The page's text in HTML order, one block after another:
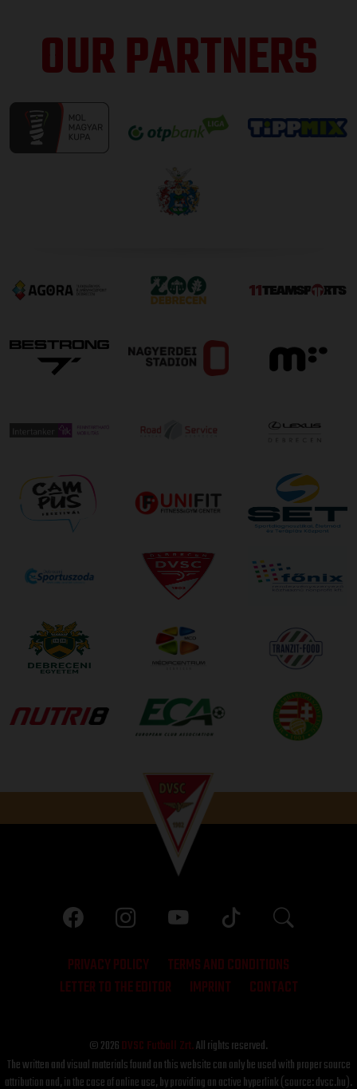
OUR PARTNERS
PRIVACY POLICY
TERMS AND CONDITIONS
LETTER TO THE EDITOR
IMPRINT CONTACT
© 2026DVSC Futball Zrt.All rights reserved.
The written and visual materials found on this website can only be used with proper source
attribution and, in the case of online use, by providing an active hyperlink (source: dvsc.hu).